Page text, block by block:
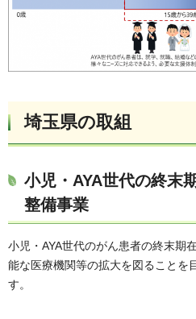
埼玉県の取組
小児・AYA世代の終末
整備事業
小児・AYA世代のがん患者の終末期
能な医療機関等の拡大を図ることを
す。